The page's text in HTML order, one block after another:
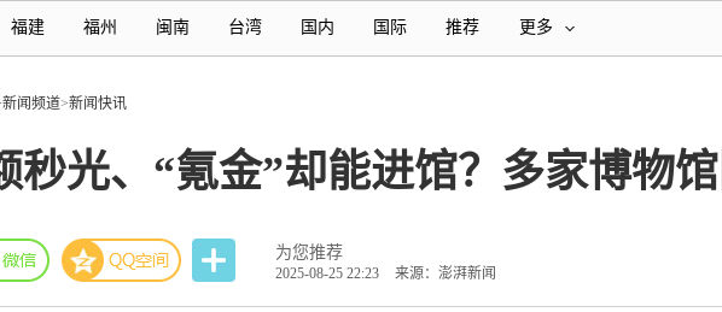
福建 福州 闽南 台湾 国内 国际 推荐 更多
新闻频道>新闻快讯
秒光、“氪金”却能进馆？多家博物
为您推荐
2025-08-25 22:23 来源：澎湃新闻